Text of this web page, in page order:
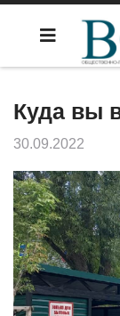
Куда вы
30.09.2022